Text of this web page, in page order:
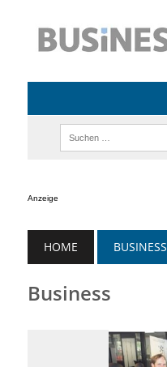
Anzeige
HOME BUSINESS
Business